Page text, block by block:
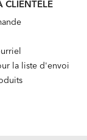
CLIENTÈLE
la liste d'envoi